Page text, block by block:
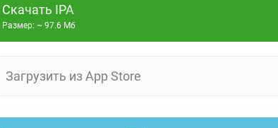
Скачать IPA
Размер: ~ 97.6 Мб
Загрузить из App Store